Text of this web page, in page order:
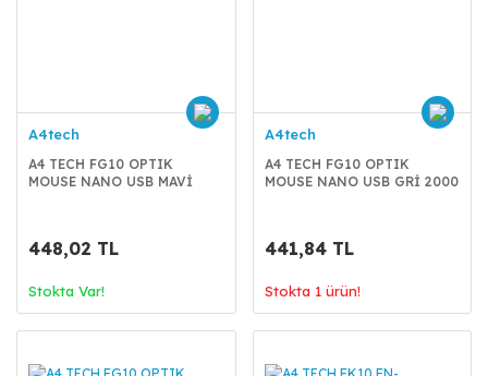
A4tech
A4 TECH FG10 OPTIK
MOUSE NANO USB MAVİ
448,02 TL
Stokta Var!
A4tech
A4 TECH FG10 OPTIK
MOUSE NANO USB GRİ 2000
441,84 TL
Stokta 1 ürün!